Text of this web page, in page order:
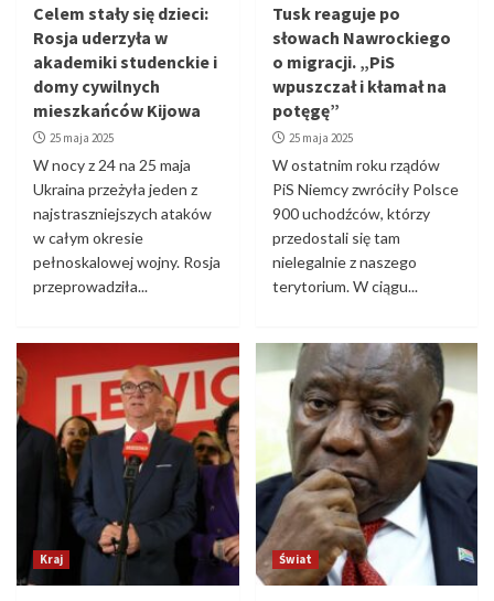
Celem stały się dzieci:
Rosja uderzyła w
akademiki studenckie i
domy cywilnych
mieszkańców Kijowa
25 maja 2025
W nocy z 24 na 25 maja
Ukraina przeżyła jeden z
najstraszniejszych ataków
w całym okresie
pełnoskalowej wojny. Rosja
przeprowadziła...
Tusk reaguje po
słowach Nawrockiego
o migracji. „PiS
wpuszczał i kłamał na
potęgę”
25 maja 2025
W ostatnim roku rządów
PiS Niemcy zwróciły Polsce
900 uchodźców, którzy
przedostali się tam
nielegalnie z naszego
terytorium. W ciągu...
Kraj Świat